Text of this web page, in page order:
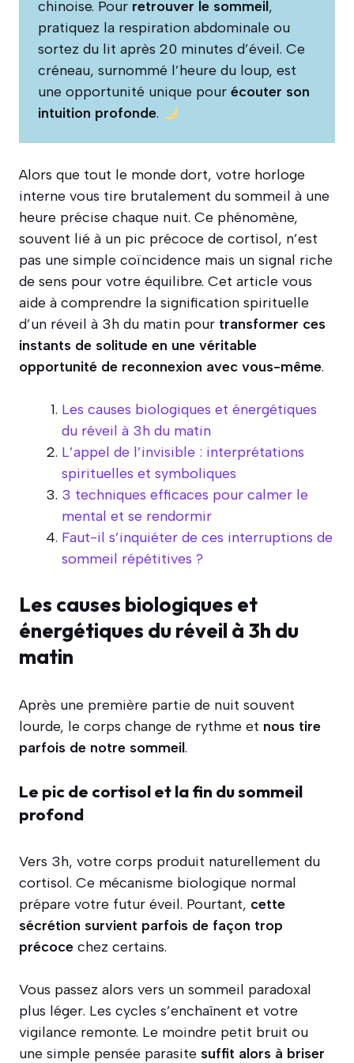
chinoise. Pour retrouver le sommeil,
pratiquez la respiration abdominale ou
sortez du lit après 20 minutes d’éveil. Ce
créneau, surnommé l’heure du loup, est
une opportunité unique pour écouter son
intuition profonde.
Alors que tout le monde dort, votre horloge
interne vous tire brutalement du sommeil à une
heure précise chaque nuit. Ce phénomène,
souvent lié à un pic précoce de cortisol, n’est
pas une simple coïncidence mais un signal riche
de sens pour votre équilibre. Cet article vous
aide à comprendre la signification spirituelle
d’un réveil à 3h du matin pour transformer ces
instants de solitude en une véritable
opportunité de reconnexion avec vous-même.
Les causes biologiques et énergétiques
du réveil à 3h du matin
L’appel de l’invisible : interprétations
spirituelles et symboliques
3 techniques efficaces pour calmer le
mental et se rendormir
Faut-il s’inquiéter de ces interruptions de
sommeil répétitives ?
Les causes biologiques et
énergétiques du réveil à 3h du
matin
Après une première partie de nuit souvent
lourde, le corps change de rythme et nous tire
parfois de notre sommeil.
Le pic de cortisol et la fin du sommeil
profond
Vers 3h, votre corps produit naturellement du
cortisol. Ce mécanisme biologique normal
prépare votre futur éveil. Pourtant, cette
sécrétion survient parfois de façon trop
précoce chez certains.
Vous passez alors vers un sommeil paradoxal
plus léger. Les cycles s’enchaînent et votre
vigilance remonte. Le moindre petit bruit ou
une simple pensée parasite suffit alors à briser